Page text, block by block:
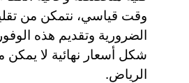
وقت قياسي، نتمكن من
الضرورية وتقديم هذه
شكل أسعار نهائية لا
الرياض.